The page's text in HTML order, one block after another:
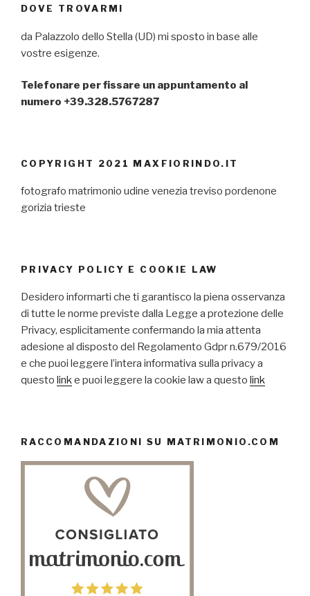
DOVE TROVARMI
da Palazzolo dello Stella (UD) mi sposto in base alle
vostre esigenze.
Telefonare per fissare un appuntamento al
numero +39.328.5767287
COPYRIGHT 2021 MAXFIORINDO.IT
fotografo matrimonio udine venezia treviso pordenone
gorizia trieste
PRIVACY POLICY E COOKIE LAW
Desidero informarti che ti garantisco la piena osservanza
di tutte le norme previste dalla Legge a protezione delle
Privacy, esplicitamente confermando la mia attenta
adesione al disposto del Regolamento Gdpr n.679/2016
e che puoi leggere l’intera informativa sulla privacy a
questo linke puoi leggere la cookie law a questo link
RACCOMANDAZIONI SU MATRIMONIO.COM